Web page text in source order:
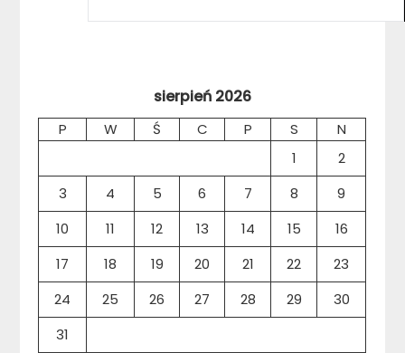
sierpień 2026
P W Ś C P S
N
1
2
3
4 5 6 7 8
9
10
11 12 13 14 15
16
17
18 19 20 21 22
23
24
25 26 27 28 29
30
31